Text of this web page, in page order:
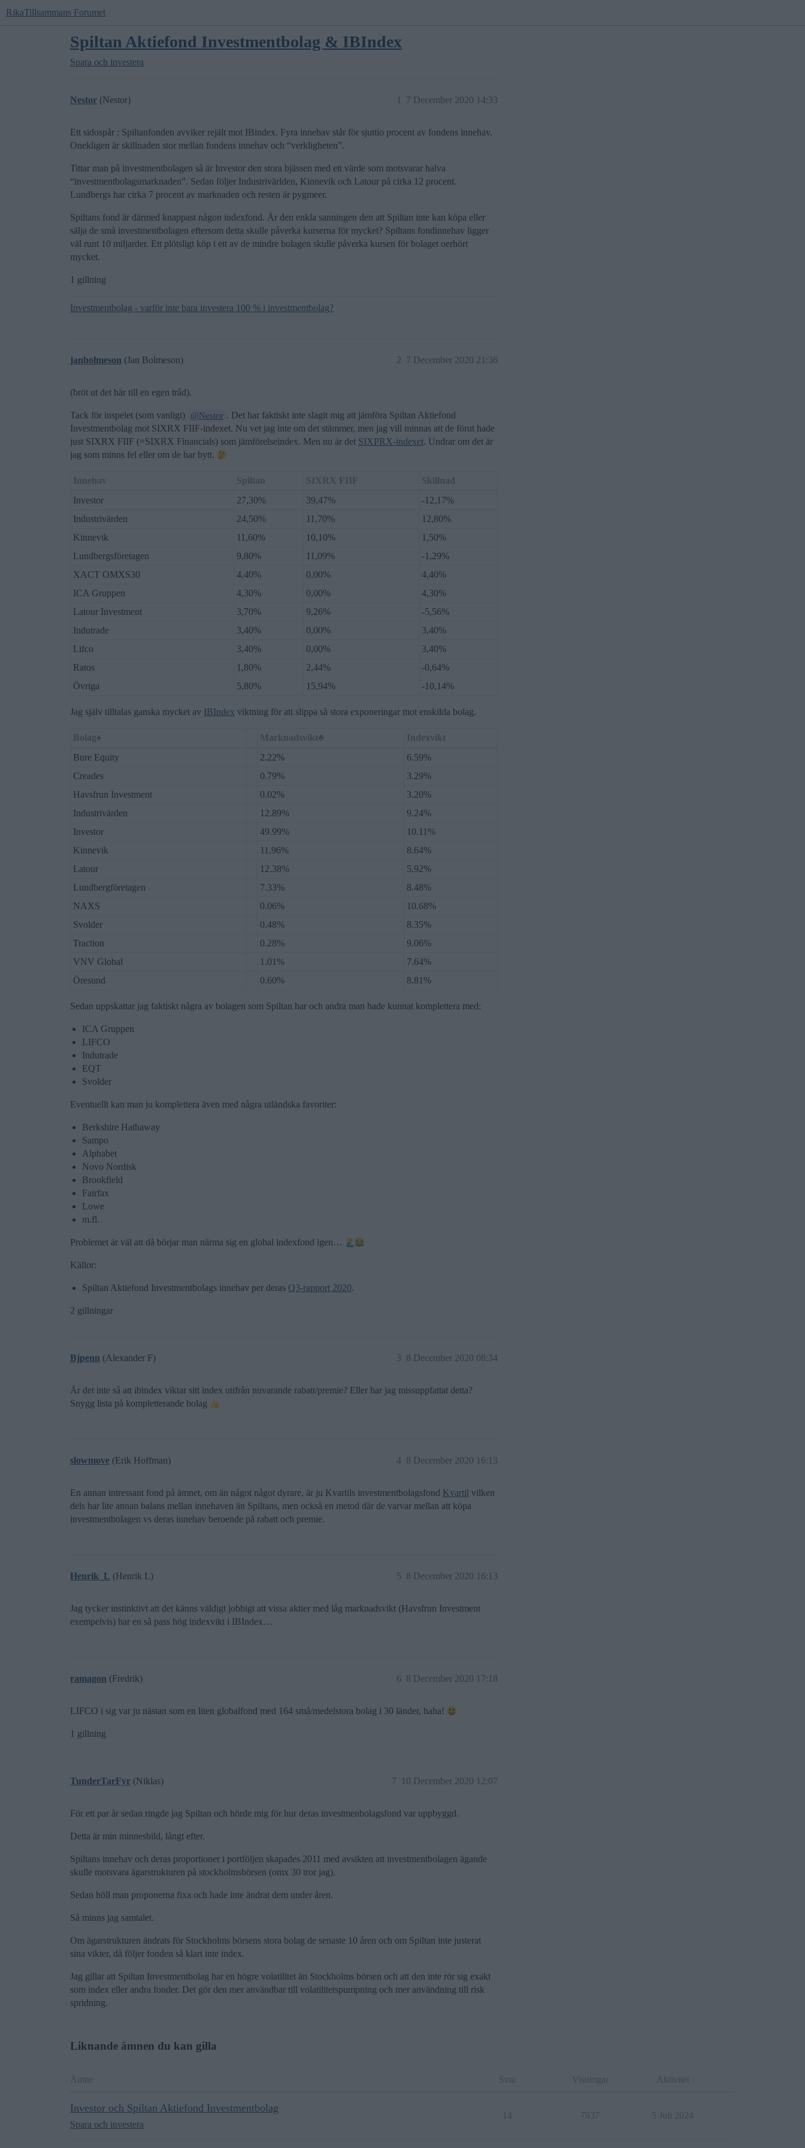
RikaTillsammans Forumet
Spiltan Aktiefond Investmentbolag & IBIndex
Spara och investera
Nestor (Nestor) 7 December 2020 14:33
1
Ett sidospår : Spiltanfonden avviker rejält mot IBindex. Fyra innehav står för sjuttio procent av fondens innehav.
Onekligen är skillnaden stor mellan fondens innehav och “verkligheten”.
Tittar man på investmentbolagen så är Investor den stora bjässen med ett värde som motsvarar halva
“investmentbolagsmarknaden”. Sedan följer Industrivärlden, Kinnevik och Latour på cirka 12 procent.
Lundbergs har cirka 7 procent av marknaden och resten är pygmeer.
Spiltans fond är därmed knappast någon indexfond. Är den enkla sanningen den att Spiltan inte kan köpa eller
sälja de små investmentbolagen eftersom detta skulle påverka kurserna för mycket? Spiltans fondinnehav ligger
väl runt 10 miljarder. Ett plötsligt köp i ett av de mindre bolagen skulle påverka kursen för bolaget oerhört
mycket.
1 gillning
Investmentbolag - varför inte bara investera 100 % i investmentbolag?
janbolmeson (Jan Bolmeson) 7 December 2020 21:36
2
(bröt ut det här till en egen tråd).
Tack för inspelet (som vanligt) @Nestor . Det har faktiskt inte slagit mig att jämföra Spiltan Aktiefond
Investmentbolag mot SIXRX FIIF-indexet. Nu vet jag inte om det stämmer, men jag vill minnas att de förut hade
just SIXRX FIIF (=SIXRX Financials) som jämförelseindex. Men nu är det SIXPRX-indexet. Undrar om det är
jag som minns fel eller om de har bytt.
Innehav Spiltan SIXRX FIIF
Skillnad
Investor
27,30% 39,47%
-12,17%
Industrivärden
24,50% 11,70%
12,80%
Kinnevik
11,60% 10,10%
1,50%
Lundbergsföretagen
9,80% 11,09%
-1,29%
XACT OMXS30
4,40% 0,00%
4,40%
ICA Gruppen
4,30% 0,00%
4,30%
Latour Investment
3,70% 9,26%
-5,56%
Indutrade
3,40% 0,00%
3,40%
Lifco
3,40% 0,00%
3,40%
Ratos
1,80% 2,44%
-0,64%
Övriga
5,80% 15,94% -10,14%
Jag själv tilltalas ganska mycket av IBIndex viktning för att slippa så stora exponeringar mot enskilda bolag.
Bolag♠ Marknadsvikt♣
Indexvikt
Bure Equity
2.22%
6.59%
Creades
0.79%
3.29%
Havsfrun Investment
0.02%
3.20%
Industrivärden
12.89%
9.24%
Investor
49.99%
10.11%
Kinnevik
11.96%
8.64%
Latour
12.38%
5.92%
Lundbergföretagen
7.33%
8.48%
NAXS
0.06%
10.68%
Svolder
0.48%
8.35%
Traction
0.28%
9.06%
VNV Global
1.01%
7.64%
Öresund
0.60% 8.81%
Sedan uppskattar jag faktiskt några av bolagen som Spiltan har och andra man hade kunnat komplettera med:
ICA Gruppen
LIFCO
Indutrade
EQT
Svolder
Eventuellt kan man ju komplettera även med några utländska favoriter:
Berkshire Hathaway
Sampo
Alphabet
Novo Nordisk
Brookfield
Fairfax
Lowe
m.fl.
Problemet är väl att då börjar man närma sig en global indexfond igen…
Källor:
Spiltan Aktiefond Investmentbolags innehav per deras Q3-rapport 2020.
2 gillningar
Bjpenn (Alexander F) 8 December 2020 08:34
3
Är det inte så att ibindex viktar sitt index utifrån nuvarande rabatt/premie? Eller har jag missuppfattat detta?
Snygg lista på kompletterande bolag
slowmove (Erik Hoffman) 8 December 2020 16:13
4
En annan intressant fond på ämnet, om än något något dyrare, är ju Kvartils investmentbolagsfond Kvartil vilken
dels har lite annan balans mellan innehaven än Spiltans, men också en metod där de varvar mellan att köpa
investmentbolagen vs deras innehav beroende på rabatt och premie.
Henrik_L (Henrik L) 8 December 2020 16:13
5
Jag tycker instinktivt att det känns väldigt jobbigt att vissa aktier med låg marknadsvikt (Havsfrun Investment
exempelvis) har en så pass hög indexvikt i IBIndex…
ramagon (Fredrik) 8 December 2020 17:18
6
LIFCO i sig var ju nästan som en liten globalfond med 164 små/medelstora bolag i 30 länder, haha!
1 gillning
TunderTarFyr (Niklas) 10 December 2020 12:07
7
För ett par år sedan ringde jag Spiltan och hörde mig för hur deras investmenbolagsfond var uppbyggd.
Detta är min minnesbild, långt efter.
Spiltans innehav och deras proportioner i portföljen skapades 2011 med avsikten att investmentbolagen ägande
skulle motsvara ägarstrukturen på stockholmsbörsen (omx 30 tror jag).
Sedan höll man proponerna fixa och hade inte ändrat dem under åren.
Så minns jag samtalet.
Om ägarstrukturen ändrats för Stockholms börsens stora bolag de senaste 10 åren och om Spiltan inte justerat
sina vikter, då följer fonden så klart inte index.
Jag gillar att Spiltan Investmentbolag har en högre volatilitet än Stockholms börsen och att den inte rör sig exakt
som index eller andra fonder. Det gör den mer användbar till volatilitetspumpning och mer användning till risk
spridning.
Liknande ämnen du kan gilla
Ämne Svar Visningar Aktivitet
Investor och Spiltan Aktiefond Investmentbolag
Spara och investera
14 7837 5 Juli 2024